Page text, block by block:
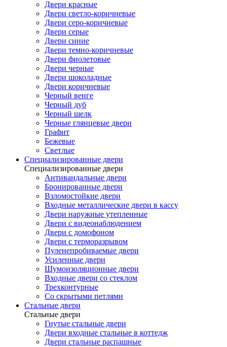
Двери красные
Двери светло-коричневые
Двери серо-коричневые
Двери серые
Двери синие
Двери темно-коричневые
Двери фиолетовые
Двери черные
Двери шоколадные
Двери коричневые
Черный венге
Черный дуб
Черный шелк
Черные глянцевые двери
Графит
Бежевые
Светлые
Специализированные двери
Специализированные двери
Антивандальные двери
Бронированные двери
Взломостойкие двери
Входные металлические двери в кассу
Двери наружные утепленные
Двери с видеонаблюдением
Двери с домофоном
Двери с терморазрывом
Пуленепробиваемые двери
Усиленные двери
Шумоизоляционные двери
Входные двери со стеклом
Трехконтурные
Со скрытыми петлями
Стальные двери
Стальные двери
Гнутые стальные двери
Двери входные стальные в коттедж
Двери стальные распашные